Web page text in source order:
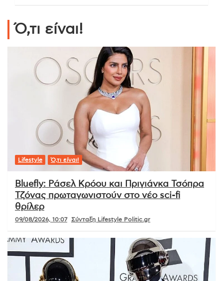
Ό,τι είναι!
Lifestyle Ό,τι είναι!
Bluefly: Ράσελ Κρόου και Πριγιάνκα Τσόπρα
Τζόνας πρωταγωνιστούν στο νέο sci-fi
θρίλερ
09/08/2026, 10:07 Σύνταξη Lifestyle Politic.gr